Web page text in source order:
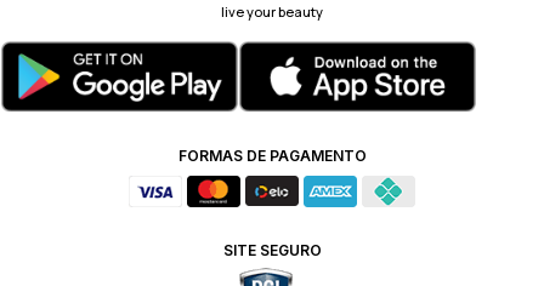
live your beauty
FORMAS DE PAGAMENTO
SITE SEGURO